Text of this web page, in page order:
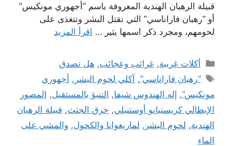
قبيلة الرهبان الهندية المعروفة باسم “أجهوري مونكيس”
أو “رهبان فاراناسي” التي تقتل البشر وتتغذى على
لحومهم، ومجرد ذكر اسمها يثير … اقرأ المزيد
التصنيفات
أكلات غريبة,غرائب وعجائب, هل تصدق
الوسوم
“رهبان فاراناسي”, آكلي لحوم البشر , أجهوري
مونكيس”, إله الهندوس شيفا, التنبؤ بالمستقبل, المصور
الإيطالي كريستيانو أوستنيلي, حرق الجثث, قبيلة الرهبان
الهندية, لحوم البشر , لماريغوانا والكحول, والمشي على
الماء